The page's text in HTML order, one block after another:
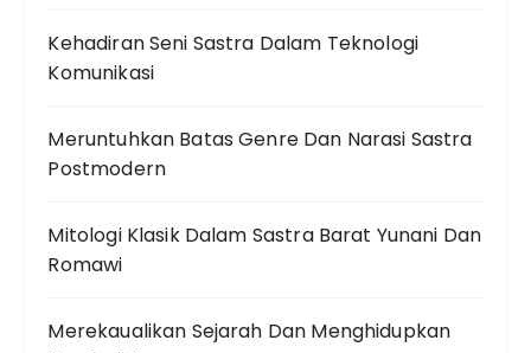
Kehadiran Seni Sastra Dalam Teknologi
Komunikasi
Meruntuhkan Batas Genre Dan Narasi Sastra
Postmodern
Mitologi Klasik Dalam Sastra Barat Yunani Dan
Romawi
Merekaualikan Sejarah Dan Menghidupkan